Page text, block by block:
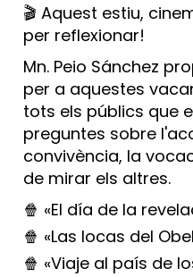
🎬 Aquest estiu,
per reflexionar!
Mn. Peio Sánchez
per a aquestes
tots els públics que
preguntes sobre
convivència, la
de mirar els altres.
🍿 «El día de la
🍿 «Las locas del
🍿 «Viaje al país de